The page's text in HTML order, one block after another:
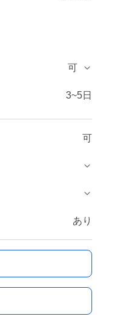
可
3~5日
可
あり